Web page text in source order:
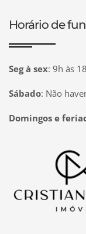
Horário de
Seg à sex: 9h às
Sábado: Não
Domingos e
Página inicial